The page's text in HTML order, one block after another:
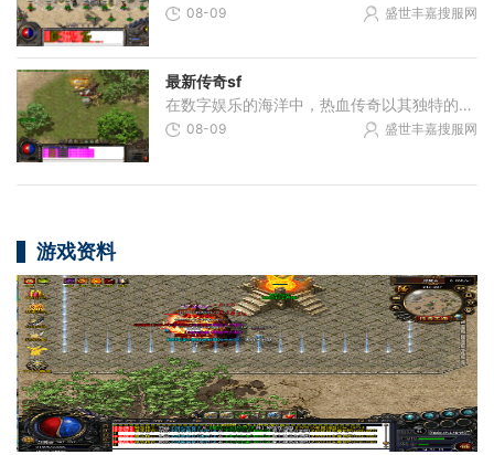
08-09 盛世丰嘉搜服网
最新传奇sf
在数字娱乐的海洋中，热血传奇以其独特的魅力成为一代人的回忆。回首它的辉煌，作为一款具有里程碑意义的2D游戏，它不仅限于画面的平面表现，更在玩家互动、角色扮演以及内容丰
08-09 盛世丰嘉搜服网
游戏资料